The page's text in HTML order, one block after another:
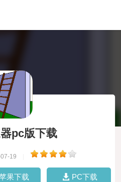
pc版下载
19
果下载 PC下载